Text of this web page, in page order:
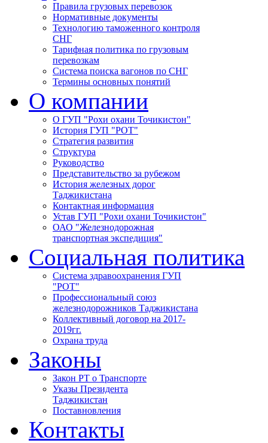
Правила грузовых перевозок
Нормативные документы
Технологию таможенного контроля
СНГ
Тарифная политика по грузовым
перевозкам
Система поиска вагонов по СНГ
Термины основных понятий
О компании
О ГУП "Рохи охани Точикистон"
История ГУП "РОТ"
Стратегия развития
Структура
Руководство
Представительство за рубежом
История железных дорог
Таджикистана
Контактная информация
Устав ГУП "Рохи охани Точикистон"
ОАО "Железнодорожная
транспортная экспедиция"
Социальная политика
Система здравоохранения ГУП
"РОТ"
Профессиональный союз
железнодорожников Таджикистана
Коллективный договор на 2017-
2019гг.
Охрана труда
Законы
Закон РТ о Транспорте
Указы Президента
Таджикистан
Поставновления
Контакты